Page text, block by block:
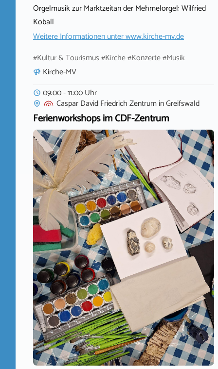
Orgelmusik zur Marktzeitan der Mehmelorgel: Wilfried
Koball
Weitere Informationen unterwww.kirche-mv.de
#Kultur & Tourismus #Kirche #Konzerte #Musik
Kirche-MV
09:00 - 11:00 Uhr
Caspar David Friedrich ZentruminGreifswald
Ferienworkshops im CDF-Zentrum